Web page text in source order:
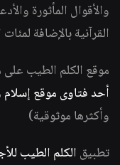
والأقوال المأثورة
القرآنية بالإضافة
موقع الكلم الطيب
أحد فتاوى موقع
وأكثرها موثوقية)
تطبيق الكلم الطيب